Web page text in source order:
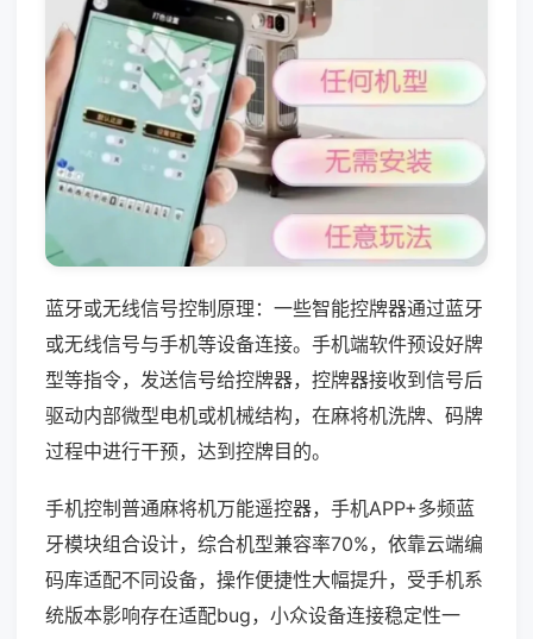
蓝牙或无线信号控制原理：一些智能控牌器通过蓝牙
或无线信号与手机等设备连接。手机端软件预设好牌
型等指令，发送信号给控牌器，控牌器接收到信号后
驱动内部微型电机或机械结构，在麻将机洗牌、码牌
过程中进行干预，达到控牌目的。
手机控制普通麻将机万能遥控器，手机APP+多频蓝
牙模块组合设计，综合机型兼容率70%，依靠云端编
码库适配不同设备，操作便捷性大幅提升，受手机系
统版本影响存在适配bug，小众设备连接稳定性一